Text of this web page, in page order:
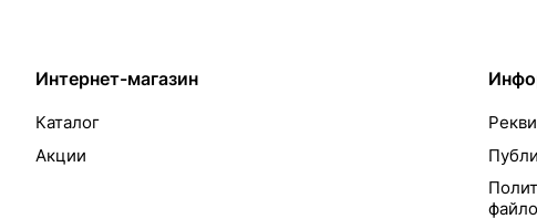
Интернет-магазин
Каталог
Акции